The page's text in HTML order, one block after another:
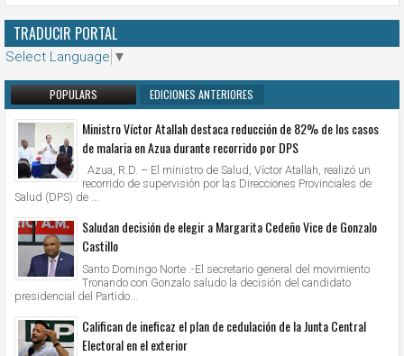
TRADUCIR PORTAL
Select Language ▼
POPULARS EDICIONES ANTERIORES
Ministro Víctor Atallah destaca reducción de 82% de los casos
de malaria en Azua durante recorrido por DPS
Azua, R.D. – El ministro de Salud, Víctor Atallah, realizó un
recorrido de supervisión por las Direcciones Provinciales de
Salud (DPS) de ...
Saludan decisión de elegir a Margarita Cedeño Vice de Gonzalo
Castillo
Santo Domingo Norte .-El secretario general del movimiento
Tronando con Gonzalo saludo la decisión del candidato
presidencial del Partido...
Califican de ineficaz el plan de cedulación de la Junta Central
Electoral en el exterior